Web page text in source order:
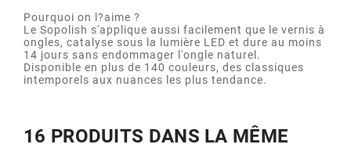
Pourquoi on l?aime ?
Le Sopolish s'applique aussi facilement que le vernis à
ongles, catalyse sous la lumière LED et dure au moins
14 jours sans endommager l'ongle naturel.
Disponible en plus de 140 couleurs, des classiques
intemporels aux nuances les plus tendance.
16 PRODUITS DANS LA MÊME